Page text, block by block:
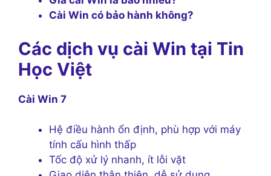
Cài Win có bảo hành không?
Các dịch vụ cài Win tại Tin
Học Việt
Cài Win 7
Hệ điều hành ổn định, phù hợp với máy
tính cấu hình thấp
Tốc độ xử lý nhanh, ít lỗi vặt